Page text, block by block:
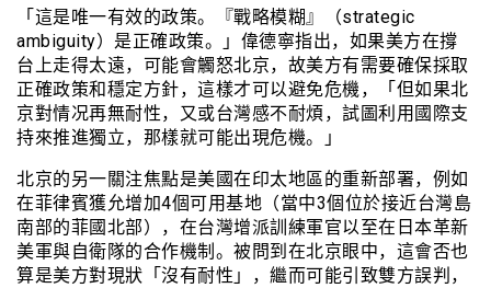
「這是唯一有效的政策。『戰略模糊』（strategic
ambiguity）是正確政策。」偉德寧指出，如果美方在撐
台上走得太遠，可能會觸怒北京，故美方有需要確保採取
正確政策和穩定方針，這樣才可以避免危機，「但如果北
京對情况再無耐性，又或台灣感不耐煩，試圖利用國際支
持來推進獨立，那樣就可能出現危機。」
北京的另一關注焦點是美國在印太地區的重新部署，例如
在菲律賓獲允增加4個可用基地（當中3個位於接近台灣島
南部的菲國北部），在台灣增派訓練軍官以至在日本革新
美軍與自衛隊的合作機制。被問到在北京眼中，這會否也
算是美方對現狀「沒有耐性」，繼而可能引致雙方誤判，